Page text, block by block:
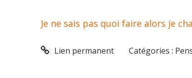
Je ne sais pas quoi faire alors je
Lien permanent Catégories :